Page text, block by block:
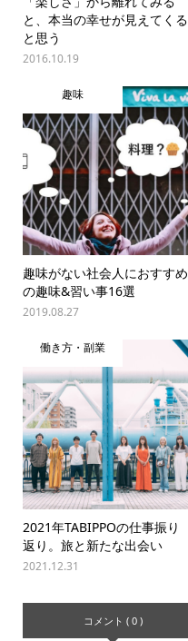
と、本当の幸せが見えてくる
と思う
2016.10.19
趣味
趣味がない社会人におすすめ
の趣味&習い事16選
2019.08.27
働き方・副業
2021年TABIPPOの仕事振り
返り。旅と新たな出会い
2021.12.31
コメント ( 0 )